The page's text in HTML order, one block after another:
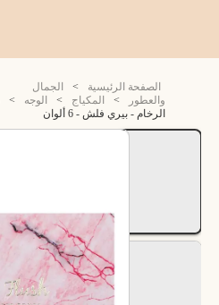
الصفحة الرئيسية >
الجمال
والعطور
> المكياج > الوجه >
الرخام - بيري فلش - 6 ألوان